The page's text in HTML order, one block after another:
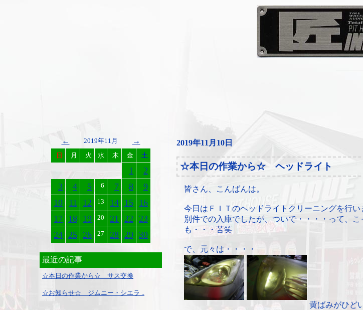
← 2019年11月 →
日 月 火 水 木 金 土
1
2
3
4 5 6 7 8
9
10
11 12 13 14 15 16
17 18 19 20 21 22 23
24 25 26 27 28 29 30
最近の記事
☆本日の作業から☆ サス交換
☆お知らせ☆ ジムニー・シエラ ..
2019年11月10日
☆本日の作業から☆ ヘッドライト
皆さん、こんばんは。
今日はＦＩＴのヘッドライトクリーニングを行い
別件での入庫でしたが、ついで・・・・って、
も・・・苦笑
で、元々は・・・・
黄ばみがひど